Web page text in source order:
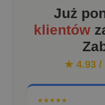
Już
klientów
★ 4.93 /
★★★★★